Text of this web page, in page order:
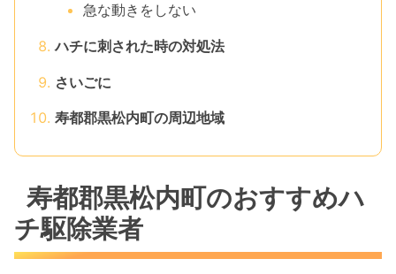
急な動きをしない
ハチに刺された時の対処法
さいごに
寿都郡黒松内町の周辺地域
寿都郡黒松内町のおすすめハ
チ駆除業者